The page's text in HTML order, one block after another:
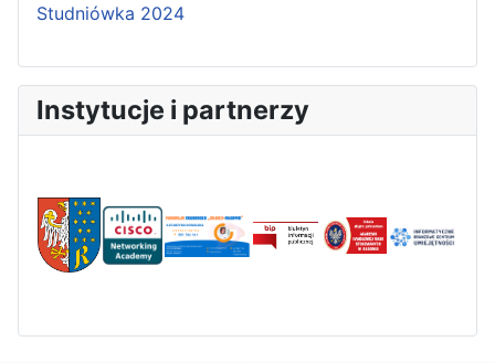
Studniówka 2024
Instytucje i partnerzy